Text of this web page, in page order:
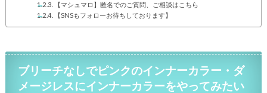
【マシュマロ】匿名でのご質問、ご相談はこちら
【SNSもフォローお待ちしております】
ブリーチなしでピンクのインナーカラー・ダ
メージレスにインナーカラーをやってみたい